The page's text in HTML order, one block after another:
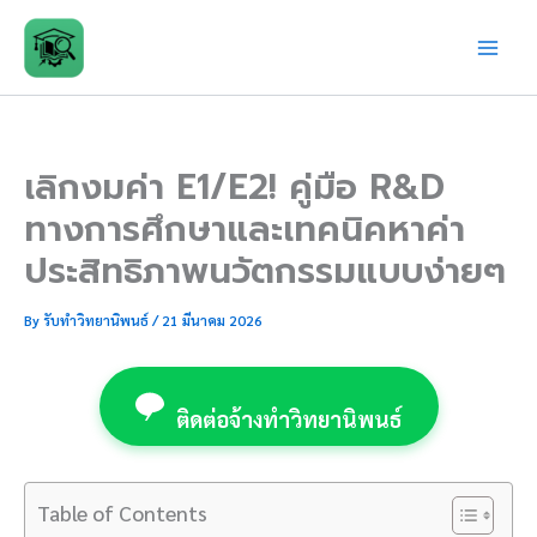
content
เลิกงมค่า E1/E2! คู่มือ R&D
ทางการศึกษาและเทคนิคหาค่า
ประสิทธิภาพนวัตกรรมแบบง่ายๆ
Byรับทำวิทยานิพนธ์/21 มีนาคม 2026
ติดต่อจ้างทำวิทยานิพนธ์
Table of Contents